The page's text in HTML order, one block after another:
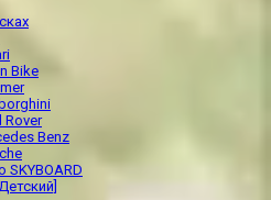
Bike
Rover
Benz